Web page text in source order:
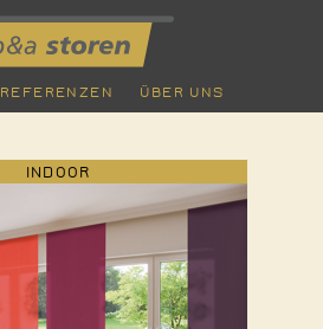
REFERENZEN ÜBER UNS